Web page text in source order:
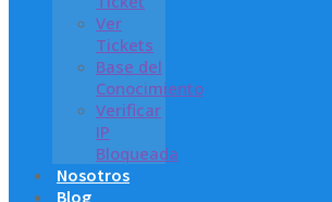
Ver
Tickets
Base del
Conocimiento
Verificar
IP
Bloqueada
Nosotros
Blog